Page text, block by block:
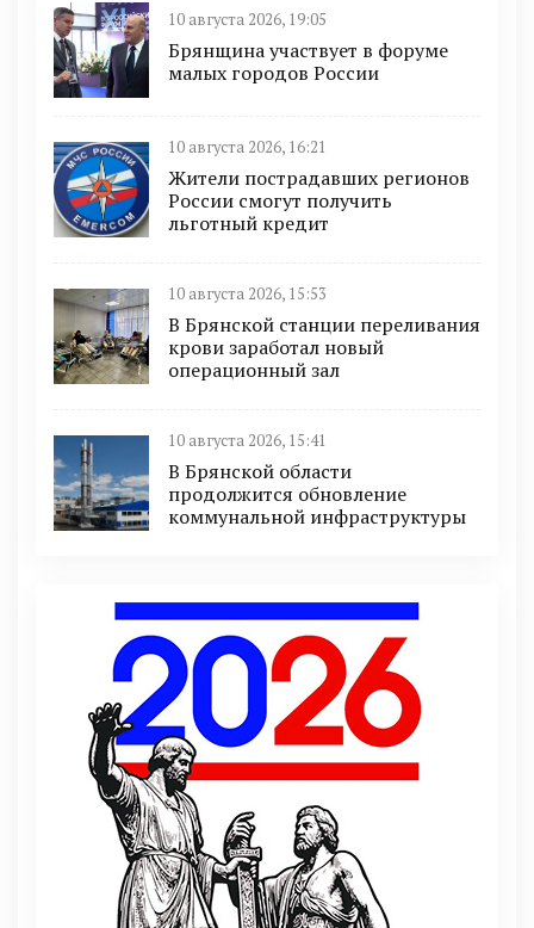
10 августа 2026, 19:05
Брянщина участвует в форуме
малых городов России
10 августа 2026, 16:21
Жители пострадавших регионов
России смогут получить
льготный кредит
10 августа 2026, 15:53
В Брянской станции переливания
крови заработал новый
операционный зал
10 августа 2026, 15:41
В Брянской области
продолжится обновление
коммунальной инфраструктуры